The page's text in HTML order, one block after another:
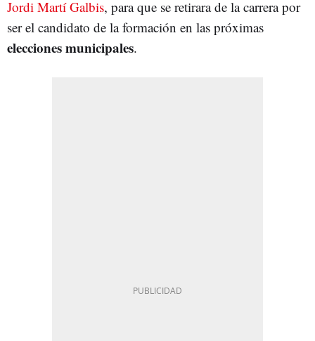
Jordi Martí Galbis, para que se retirara de la carrera por
ser el candidato de la formación en las próximas
elecciones municipales.